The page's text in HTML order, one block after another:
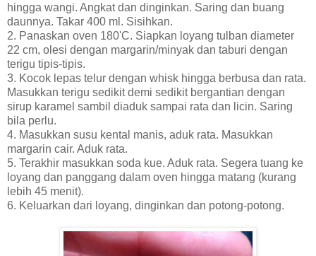
hingga wangi. Angkat dan dinginkan. Saring dan buang
daunnya. Takar 400 ml. Sisihkan.
2. Panaskan oven 180'C. Siapkan loyang tulban diameter
22 cm, olesi dengan margarin/minyak dan taburi dengan
terigu tipis-tipis.
3. Kocok lepas telur dengan whisk hingga berbusa dan rata.
Masukkan terigu sedikit demi sedikit bergantian dengan
sirup karamel sambil diaduk sampai rata dan licin. Saring
bila perlu.
4. Masukkan susu kental manis, aduk rata. Masukkan
margarin cair. Aduk rata.
5. Terakhir masukkan soda kue. Aduk rata. Segera tuang ke
loyang dan panggang dalam oven hingga matang (kurang
lebih 45 menit).
6. Keluarkan dari loyang, dinginkan dan potong-potong.